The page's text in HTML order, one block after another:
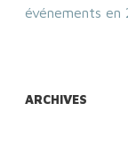
événements en
ARCHIVES